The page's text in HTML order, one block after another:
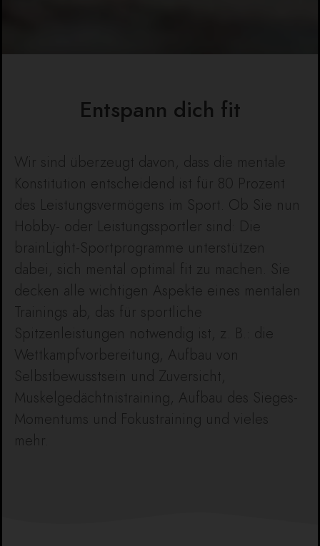
Entspann dich fit
Wir sind überzeugt davon, dass die mentale
Konstitution entscheidend ist für 80 Prozent
des Leistungsvermögens im Sport. Ob Sie nun
Hobby- oder Leistungssportler sind: Die
brainLight-Sportprogramme unterstützen
dabei, sich mental optimal fit zu machen. Sie
decken alle wichtigen Aspekte eines mentalen
Trainings ab, das für sportliche
Spitzenleistungen notwendig ist, z. B.: die
Wettkampfvorbereitung, Aufbau von
Selbstbewusstsein und Zuversicht,
Muskelgedächtnistraining, Aufbau des Sieges-
Momentums und Fokustraining und vieles
mehr.